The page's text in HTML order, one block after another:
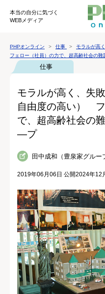
本当の自分に気づく
WEBメディア
PHPオンライン 仕事
モラルが高
フェロー（社員）の力で、超高齢社会の
仕事
モラルが高く、失
自由度の高い）
で、超高齢社会の
―プ
田中成和（豊泉家グルー
2019年06月06日 公開2024年12